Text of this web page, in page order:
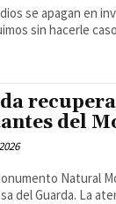
se apagan en
sin hacerle
del
Natural
del Guarda. La